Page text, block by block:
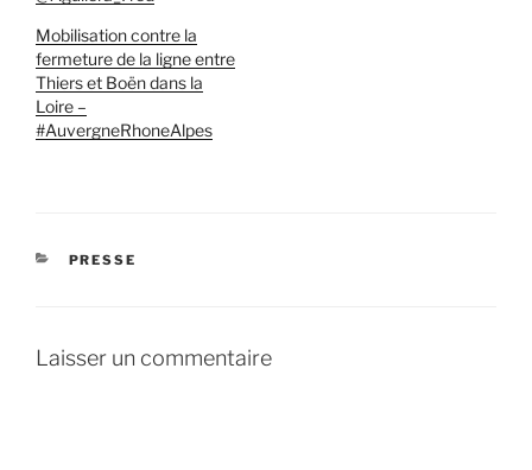
Mobilisation contre la
fermeture de la ligne entre
Thiers et Boën dans la
Loire –
#AuvergneRhoneAlpes
CATÉGORIES
PRESSE
Laisser un commentaire